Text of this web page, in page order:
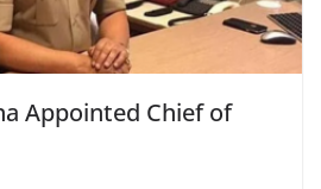
Appointed Chief of